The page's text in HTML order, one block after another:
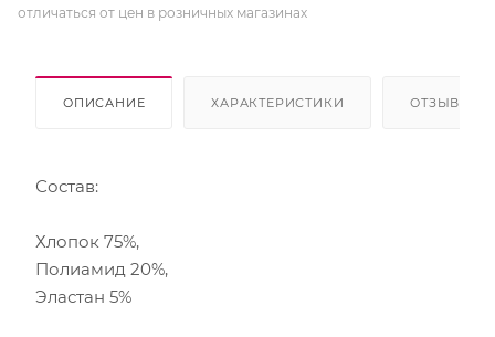
отличаться от цен в розничных магазинах
ОПИСАНИЕ ХАРАКТЕРИСТИКИ ОТЗЫВЫ
Состав:
Хлопок 75%,
Полиамид 20%,
Эластан 5%